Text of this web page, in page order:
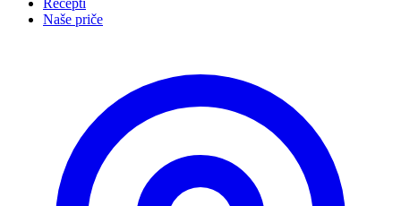
Recepti
Naše priče